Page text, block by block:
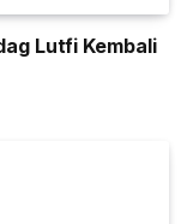
Lutfi Kembali